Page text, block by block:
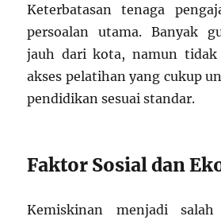
Keterbatasan tenaga
persoalan utama. Banyak
jauh dari kota, namun tidak
akses pelatihan yang cukup
pendidikan sesuai standar.
Faktor Sosial dan
Kemiskinan menjadi